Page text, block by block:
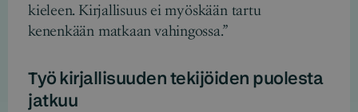
kieleen. Kirjallisuus ei myöskään tartu
kenenkään matkaan vahingossa.”
Työ kirjallisuuden tekijöiden puolesta
jatkuu